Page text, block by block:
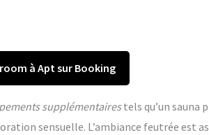
à Apt sur Booking
supplémentairestels qu’un sauna
sensuelle. L’ambiance feutrée est